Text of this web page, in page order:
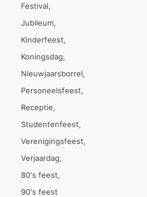
Festival
Jubileum
Kinderfeest
Koningsdag
Nieuwjaarsborrel
Personeelsfeest
Receptie
Studentenfeest
Verenigingsfeest
Verjaardag
80's feest
90's feest